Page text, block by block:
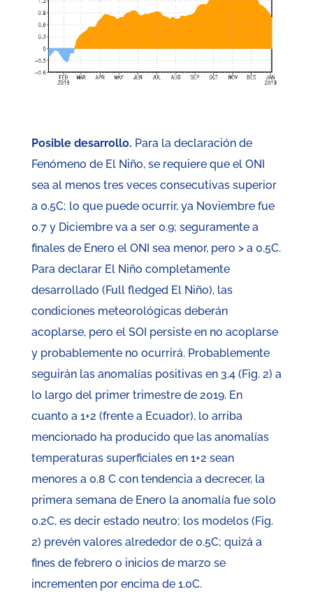
Posible desarrollo. Para la declaración de
Fenómeno de El Niño, se requiere que el ONI
sea al menos tres veces consecutivas superior
a 0.5C; lo que puede ocurrir, ya Noviembre fue
0.7 y Diciembre va a ser 0.9; seguramente a
finales de Enero el ONI sea menor, pero > a 0.5C.
Para declarar El Niño completamente
desarrollado (Full fledged El Niño), las
condiciones meteorológicas deberán
acoplarse, pero el SOI persiste en no acoplarse
y probablemente no ocurrirá. Probablemente
seguirán las anomalías positivas en 3.4 (Fig. 2) a
lo largo del primer trimestre de 2019. En
cuanto a 1+2 (frente a Ecuador), lo arriba
mencionado ha producido que las anomalías
temperaturas superficiales en 1+2 sean
menores a 0.8 C con tendencia a decrecer, la
primera semana de Enero la anomalía fue solo
0.2C, es decir estado neutro; los modelos (Fig.
2) prevén valores alrededor de 0.5C; quizá a
fines de febrero o inicios de marzo se
incrementen por encima de 1.0C.